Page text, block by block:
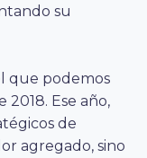
su
que podemos
Ese año,
de
agregado, sino